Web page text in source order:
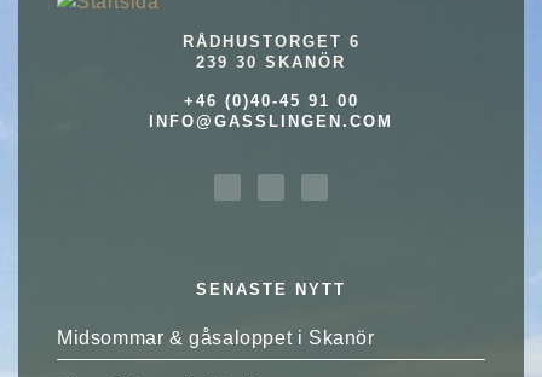
RÅDHUSTORGET 6
239 30 SKANÖR
+46 (0)40-45 91 00
INFO@GASSLINGEN.COM
SENASTE NYTT
Midsommar & gåsaloppet i Skanör